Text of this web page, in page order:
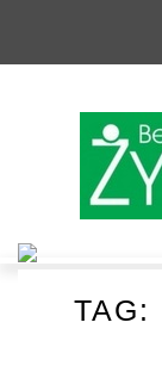
TAG: